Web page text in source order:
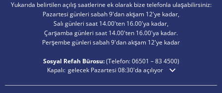
Yukarıda belirtilen açılış saatlerine ek olarak bize telefonla ulaşabilirsiniz:
Pazartesi günleri sabah 9'dan akşam 12'ye kadar,
Salı günleri saat 14.00'ten 16.00'ya kadar,
Çarşamba günleri saat 14.00'ten 16.00'ya kadar.
Perşembe günleri sabah 9'dan akşam 12'ye kadar
Sosyal Refah Bürosu:(Telefon:06501 – 834500)
Ek açılış veya kapanış saatlerini gizlemek için tıklayın
Kapalı: gelecek Pazartesi 08:30'da açılıyor